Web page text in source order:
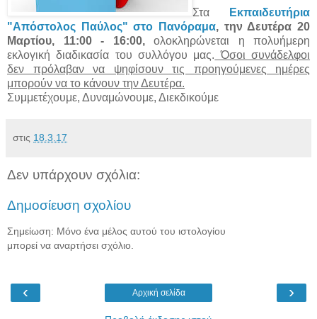
Στα
Εκπαιδευτήρια
"Απόστολος Παύλος" στο Πανόραμα, την Δευτέρα 20
Μαρτίου, 11:00 - 16:00,ολοκληρώνεται η πολυήμερη
εκλογική διαδικασία του συλλόγου μας. Όσοι συνάδελφοι
δεν πρόλαβαν να ψηφίσουν τις προηγούμενες ημέρες
μπορούν να το κάνουν την Δευτέρα.
Συμμετέχουμε, Δυναμώνουμε, Διεκδικούμε
στις 18.3.17
Δεν υπάρχουν σχόλια:
Δημοσίευση σχολίου
Σημείωση: Μόνο ένα μέλος αυτού του ιστολογίου
μπορεί να αναρτήσει σχόλιο.
‹ ›
Αρχική σελίδα